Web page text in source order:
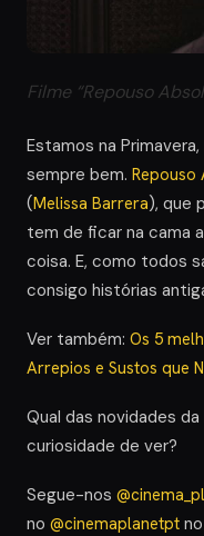
Filme “Repouso
Estamos na
sempre bem. Repouso
(Melissa Barrera), que
tem de ficar na cama
coisa. E, como todos
consigo histórias
Ver também: Os 5
Arrepios e Sustos que
Qual das novidades
curiosidade de ver?
Segue-nos
no @cinemaplanetpt